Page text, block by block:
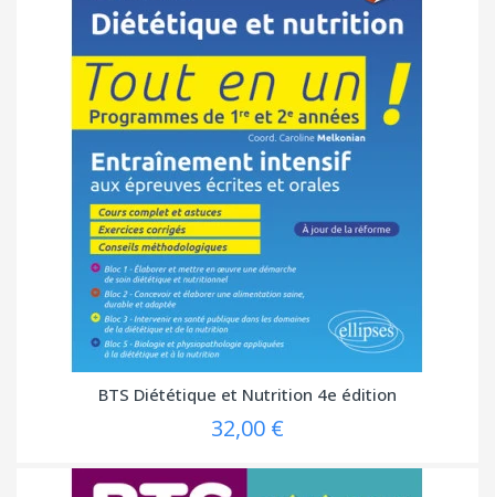
BTS Diététique et Nutrition 4e édition
32,00 €